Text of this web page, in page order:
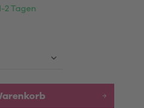
2 Tagen